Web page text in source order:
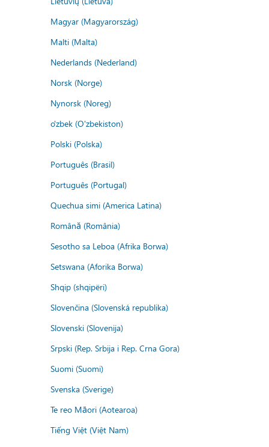
Magyar (Magyarország)
Malti (Malta)
Nederlands (Nederland)
Norsk (Norge)
Nynorsk (Noreg)
o'zbek (O'zbekiston)
Polski (Polska)
Português (Brasil)
Português (Portugal)
Quechua simi (America Latina)
Română (România)
Sesotho sa Leboa (Afrika Borwa)
Setswana (Aforika Borwa)
Shqip (shqipëri)
Slovenčina (Slovenská republika)
Slovenski (Slovenija)
Srpski (Rep. Srbija i Rep. Crna Gora)
Suomi (Suomi)
Svenska (Sverige)
Te reo Māori (Aotearoa)
Tiếng Việt (Việt Nam)